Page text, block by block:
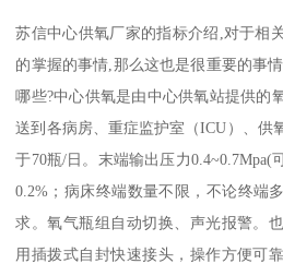
苏信中心供氧厂家的指标介绍,对于相
的掌握的事情,那么这也是很重要的事
哪些?中心供氧是由中心供氧站提供的
送到各病房、重症监护室（ICU）、供
于70瓶/日。末端输出压力0.4~0.7Mpa(
0.2%；病床终端数量不限，不论终端
求。氧气瓶组自动切换、声光报警。
用插拨式自封快速接头，操作方便可